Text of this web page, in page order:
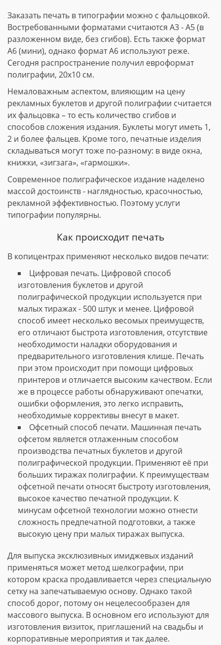
Заказать печать в типографии можно с фальцовкой.
Востребованными форматами считаются А3 - А5 (в
разложенном виде, без сгибов). Есть также формат
А6 (мини), однако формат А6 используют реже.
Сегодня распространение получил евроформат
полиграфии, 20х10 см.
Немаловажным аспектом, влияющим на цену
рекламных буклетов и другой полиграфии считается
их фальцовка – то есть количество сгибов и
способов сложения издания. Буклеты могут иметь 1,
2 и более фальцев. Кроме того, печатные изделия
складываться могут тоже по-разному: в виде окна,
книжки, «зигзага», «гармошки».
Современное полиграфическое издание наделено
массой достоинств - наглядностью, красочностью,
рекламной эффективностью. Поэтому услуги
типографии популярны.
Как происходит печать
В копицентрах применяют несколько видов печати:
Цифровая печать. Цифровой способ
изготовления буклетов и другой
полиграфической продукции используется при
малых тиражах - 500 штук и менее. Цифровой
способ имеет несколько весомых преимуществ,
его отличают быстрота изготовления, отсутствие
необходимости наладки оборудования и
предварительного изготовления клише. Печать
при этом происходит при помощи цифровых
принтеров и отличается высоким качеством. Если
же в процессе работы обнаруживают опечатки,
ошибки оформления, это легко исправить,
необходимые коррективы внесут в макет.
Офсетный способ печати. Машинная печать
офсетом является отлаженным способом
производства печатных буклетов и другой
полиграфической продукции. Применяют её при
больших тиражах полиграфии. К преимуществам
офсетной печати относят быстроту изготовления,
высокое качество печатной продукции. К
минусам офсетной технологии можно отнести
сложность предпечатной подготовки, а также
высокую цену при малых тиражах выпуска.
Для выпуска эксклюзивных имиджевых изданий
применяться может метод шелкографии, при
котором краска продавливается через специальную
сетку на запечатываемую основу. Однако такой
способ дорог, потому он нецелесообразен для
массового выпуска. В основном его используют для
изготовления визиток, приглашений на свадьбы и
корпоративные мероприятия и так далее.